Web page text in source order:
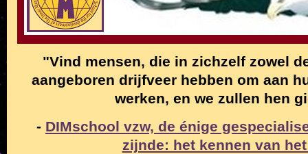
"Vind mensen, die in zichzelf zowel
aangeboren drijfveer hebben om aan
werken, en we zullen hen
- DIMschool vzw, de énige
zijnde: het kennen van